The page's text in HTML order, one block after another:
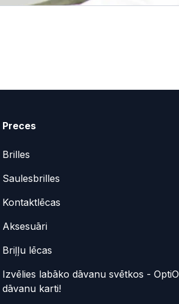
Preces
Brilles
Saulesbrilles
Kontaktlēcas
Aksesuāri
Briļļu lēcas
Izvēlies labāko dāvanu svētkos - OptiO
dāvanu karti!